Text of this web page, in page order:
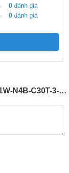
0 đánh giá
0 đánh giá
Hỏi, Đáp về Led Hắt 1 Bóng HHX (MC1W-N4B-C30T-3-12V)